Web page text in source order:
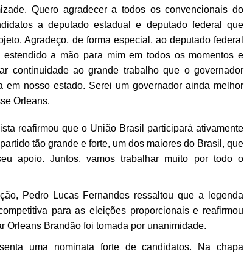
Quero agradecer a todos os convencionais do
a deputado estadual e deputado federal que
Agradeço, de forma especial, ao deputado federal
estendido a mão para mim em todos os momentos e
continuidade ao grande trabalho que o governador
em nosso estado. Serei um governador ainda melhor
Orleans.
reafirmou que o União Brasil participará ativamente
tão grande e forte, um dos maiores do Brasil, que
apoio. Juntos, vamos trabalhar muito por todo o
Pedro Lucas Fernandes ressaltou que a legenda
para as eleições proporcionais e reafirmou
Orleans Brandão foi tomada por unanimidade.
uma nominata forte de candidatos. Na chapa